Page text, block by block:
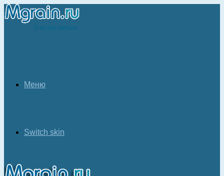
Меню
Switch skin